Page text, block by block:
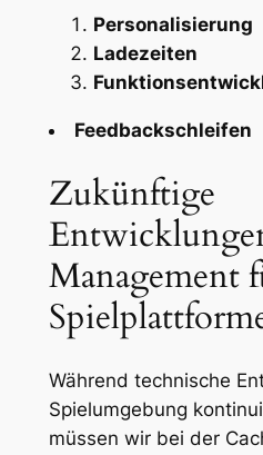
Personalisierung
Ladezeiten
Feedbackschleifen
Zukünftige
Management
Während technische
Spielumgebung
müssen wir bei der